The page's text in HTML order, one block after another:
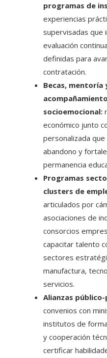
programas de
experiencias
supervisadas que
evaluación
definidas para
contratación.
Becas, mentoría
acompañamiento
socioemocional:
económico junto
personalizada
abandono y
permanencia
Programas
clusters de
articulados por
asociaciones de
consorcios
capacitar talento
sectores
manufactura,
servicios.
Alianzas
convenios con
institutos de
y cooperación
certificar